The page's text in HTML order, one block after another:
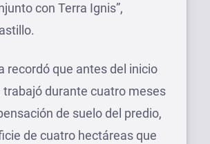
con Terra Ignis”,
recordó que antes del inicio
trabajó durante cuatro meses
de suelo del predio,
de cuatro hectáreas que